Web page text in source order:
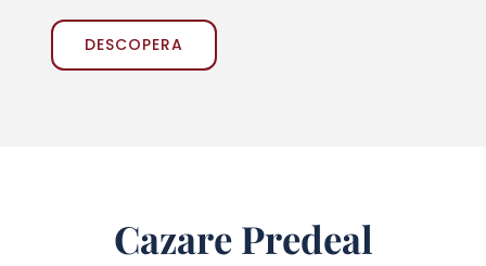
DESCOPERA
Cazare Predeal